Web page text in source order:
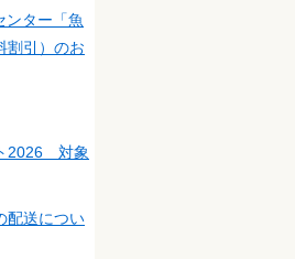
ンター「魚
割引）のお
2026 対象
配送につい